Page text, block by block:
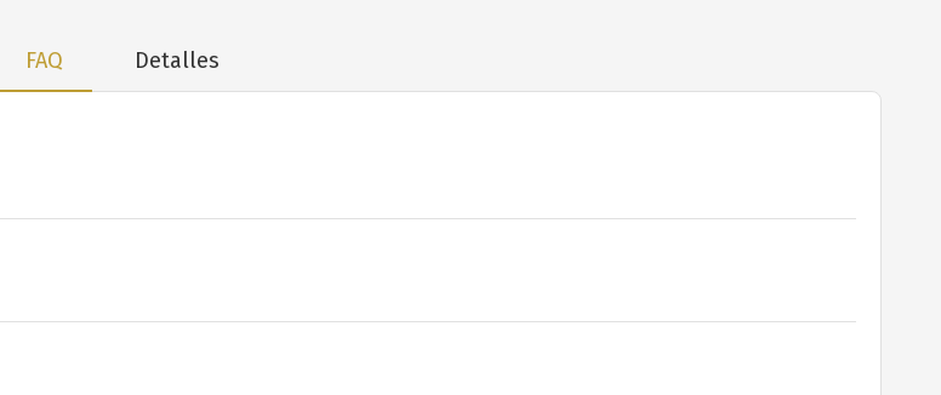
FAQ Detalles